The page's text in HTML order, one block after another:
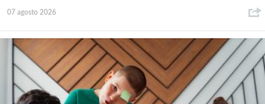
07 agosto 2026